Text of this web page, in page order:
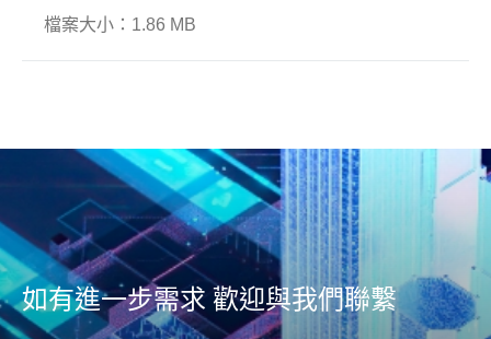
檔案大小： 1.86 MB
DataRAID™
需要對於儲存單元進行可靠度
的保護，如何確保客戶資料的
完整性及可靠性技術也就愈發
重要，而宇瞻的Apacer
DataRAID™就是其中之一。
NAND快閃記憶體由很多資料
區塊組成。 Apacer的固態硬碟
護技
(host)
從控
或
博弈遊戲
障情況，可能須一段維護作業
時間，對於博弈遊戲商來說即
為損失。為了確保資料安全和
資金的流入，宇瞻為客戶提供
各種工業級SSD和DRAM解決
方案，開發尖端技術以實現博
弈遊戲資安保護嚴謹之需求，
達到卓越的可靠度與穩定性。
結合
的智
如有進一步需求 歡迎與我們聯繫